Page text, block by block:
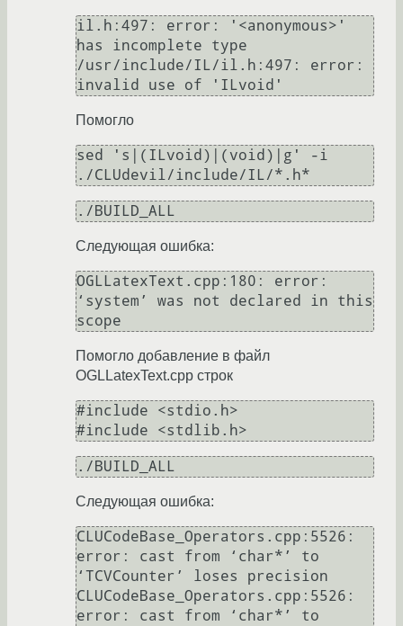
il.h:497: error: '<anonymous>'
has incomplete type
/usr/include/IL/il.h:497: error:
invalid use of 'ILvoid'
Помогло
sed 's|(ILvoid)|(void)|g' -i
./CLUdevil/include/IL/*.h*
./BUILD_ALL
Следующая ошибка:
OGLLatexText.cpp:180: error:
‘system’ was not declared in this
scope
Помогло добавление в файл
OGLLatexText.cpp строк
#include <stdio.h>
#include <stdlib.h>
./BUILD_ALL
Следующая ошибка:
CLUCodeBase_Operators.cpp:5526:
error: cast from ‘char*’ to
‘TCVCounter’ loses precision
CLUCodeBase_Operators.cpp:5526:
error: cast from ‘char*’ to